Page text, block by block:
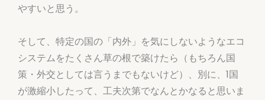
やすいと思う。
そして、特定の国の「内外」を気にしないようなエコ
システムをたくさん草の根で築けたら（もちろん国
策・外交としては言うまでもないけど）、別に、1国
が激縮小したって、工夫次第でなんとかなると思いま